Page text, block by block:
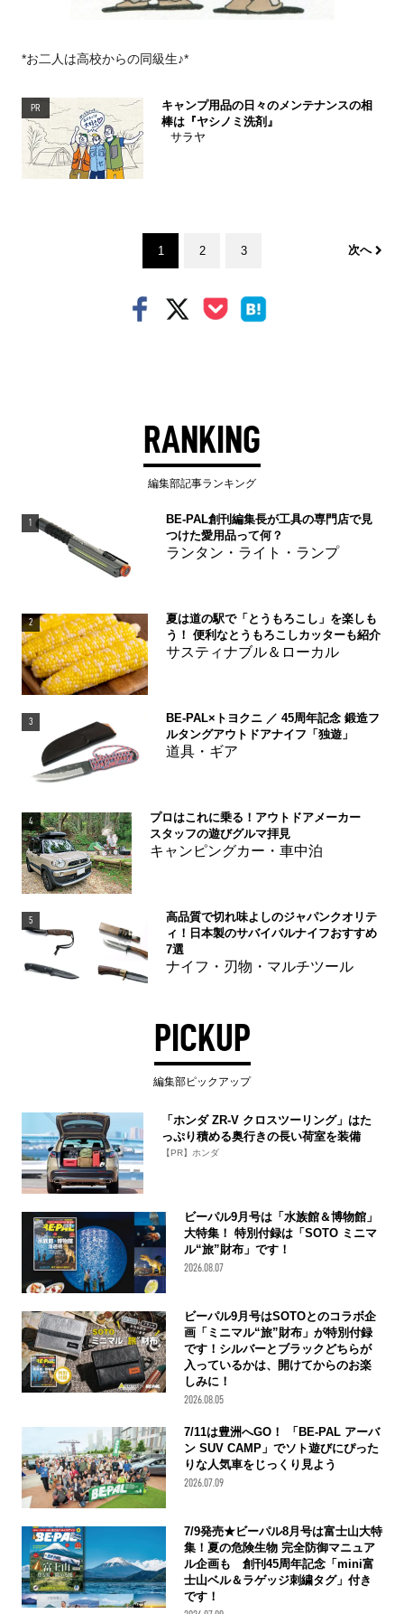
*お二人は高校からの同級生♪*
PR
キャンプ用品の日々のメンテナンスの相
棒は『ヤシノミ洗剤』
サラヤ
1 2 3 次へ
RANKING
編集部記事ランキング
1
BE-PAL創刊編集長が工具の専門店で見
つけた愛用品って何？
ランタン・ライト・ランプ
2
夏は道の駅で「とうもろこし」を楽しも
う！ 便利なとうもろこしカッターも紹介
サスティナブル＆ローカル
3
BE-PAL×トヨクニ ／ 45周年記念 鍛造フ
ルタングアウトドアナイフ「独遊」
道具・ギア
4
プロはこれに乗る！アウトドアメーカー
スタッフの遊びグルマ拝見
キャンピングカー・車中泊
5
高品質で切れ味よしのジャパンクオリテ
ィ！日本製のサバイバルナイフおすすめ
7選
ナイフ・刃物・マルチツール
PICKUP
編集部ピックアップ
「ホンダ ZR-V クロスツーリング」はた
っぷり積める奥行きの長い荷室を装備
【PR】ホンダ
ビーパル9月号は「水族館＆博物館」
大特集！ 特別付録は「SOTO ミニマ
ル“旅”財布」です！
2026.08.07
ビーパル9月号はSOTOとのコラボ企
画「ミニマル“旅”財布」が特別付録
です！シルバーとブラックどちらが
入っているかは、開けてからのお楽
しみに！
2026.08.05
7/11は豊洲へGO！ 「BE-PAL アーバ
ン SUV CAMP」でソト遊びにぴった
りな人気車をじっくり見よう
2026.07.09
7/9発売★ビーパル8月号は富士山大特
集！夏の危険生物 完全防御マニュア
ル企画も 創刊45周年記念「mini富
士山ベル＆ラゲッジ刺繍タグ」付き
です！